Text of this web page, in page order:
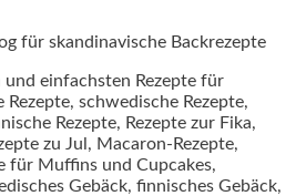
für skandinavische Backrezepte
einfachsten Rezepte für
schwedische Rezepte,
Rezepte, Rezepte zur Fika,
zu Jul, Macaron-Rezepte,
für Muffins und Cupcakes,
Gebäck, finnisches Gebäck,